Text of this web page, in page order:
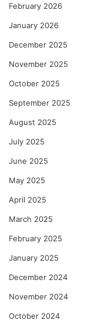
February 2026
January 2026
December 2025
November 2025
October 2025
September 2025
August 2025
July 2025
June 2025
May 2025
April 2025
March 2025
February 2025
January 2025
December 2024
November 2024
October 2024